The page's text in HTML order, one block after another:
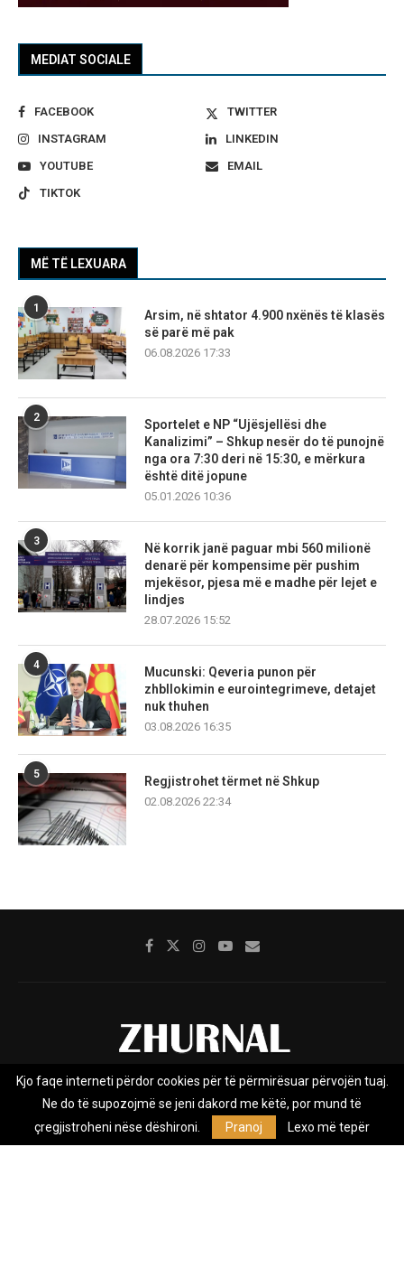
MEDIAT SOCIALE
FACEBOOK
TWITTER
INSTAGRAM
LINKEDIN
YOUTUBE
EMAIL
TIKTOK
MË TË LEXUARA
1
Arsim, në shtator 4.900 nxënës të klasës
së parë më pak
06.08.2026 17:33
2
Sportelet e NP “Ujësjellësi dhe
Kanalizimi” – Shkup nesër do të punojnë
nga ora 7:30 deri në 15:30, e mërkura
është ditë jopune
05.01.2026 10:36
3
Në korrik janë paguar mbi 560 milionë
denarë për kompensime për pushim
mjekësor, pjesa më e madhe për lejet e
lindjes
28.07.2026 15:52
4
Mucunski: Qeveria punon për
zhbllokimin e eurointegrimeve, detajet
nuk thuhen
03.08.2026 16:35
5
Regjistrohet tërmet në Shkup
02.08.2026 22:34
Rreth nesh Impresumi Marketing
Privacy Policy
Zhurnal.mk është Agjenci e Lajmeve e pavarur, e themeluar në vitin
Kjo faqe interneti përdor cookies për të përmirësuar përvojën tuaj.
Ne do të supozojmë se jeni dakord me këtë, por mund të
çregjistroheni nëse dëshironi.
Pranoj Lexo më tepër